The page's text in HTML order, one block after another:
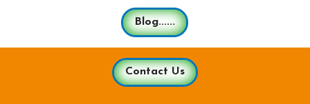
Blog......
Contact Us